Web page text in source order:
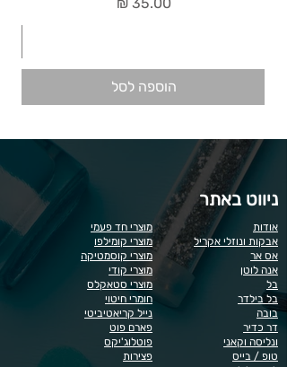
הוספה לסל
ניווט באתר
מוצרי חד פעמי
מוצרי קומילפו
מוצרי קוסמטיקה
מוצרי קודי
מוצרי סטאקלס
חומרי חיטוי
נייל קריאטיביטי
פארם פוט
פוטלוג'יקס
פצירות
אודות
אבקות ונוזלי אקריל
אס אר
אנה לוטן
בל
בל בילדר
בובה
דר כדיר
ונליסה וקאני
טופ / בייס